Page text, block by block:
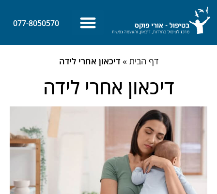
לתוכן
077-8050570
דף הבית »דיכאון אחרי לידה
דיכאון אחרי לידה